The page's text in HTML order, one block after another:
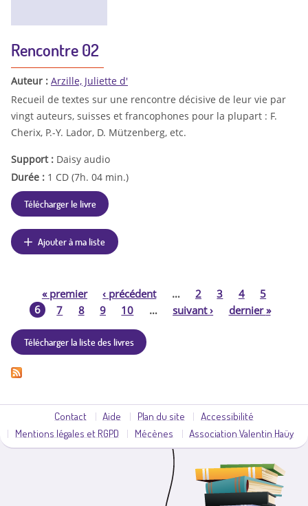
Rencontre 02
Auteur : Arzille, Juliette d'
Recueil de textes sur une rencontre décisive de leur vie par
vingt auteurs, suisses et francophones pour la plupart : F.
Cherix, P.-Y. Lador, D. Mützenberg, etc.
Support : Daisy audio
Durée : 1 CD (7h. 04 min.)
Télécharger le livre
Ajouter à ma liste
a
g
«premier ‹ précédent … 2 3 4
5
6
7 8 9 10 … suivant› dernier»
Télécharger la liste des livres
Contact Aide Plan du site
Accessibilité
Mentions légales et RGPD
Mécènes Association Valentin Haüy